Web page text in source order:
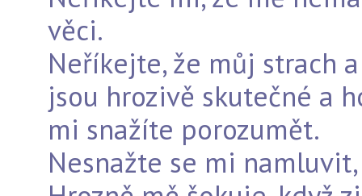
věci.
Neříkejte, že můj strach
jsou hrozivě skutečné a
mi snažíte porozumět.
Nesnažte se mi